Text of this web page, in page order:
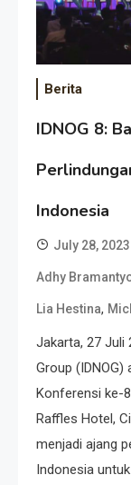
Berita
IDNOG 8:
Indonesia
July 28, 2023
Adhy
Lia Hestina,
Jakarta, 27 Juli
Group
Konferensi ke-8
Raffles Hotel,
menjadi ajang
Indonesia